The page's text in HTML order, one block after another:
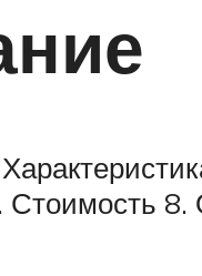
8.